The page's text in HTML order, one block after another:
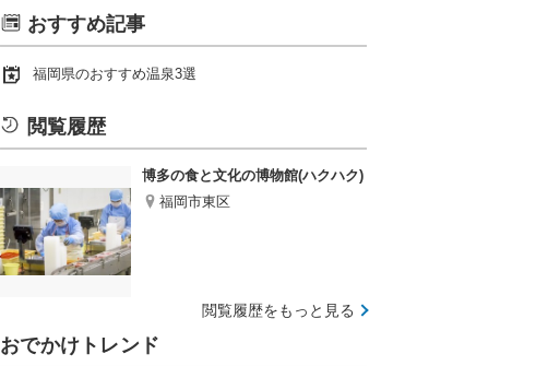
おすすめ記事
福岡県のおすすめ温泉3選
閲覧履歴
博多の食と文化の博物館(ハクハク)
福岡市東区
閲覧履歴をもっと見る
おでかけトレンド